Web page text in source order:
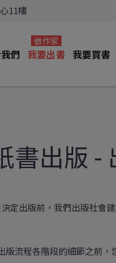
11樓
們 我要出書
做作家
我要買書
書出版 -
定出版前，我們出版社
版流程各階段的細節之前，